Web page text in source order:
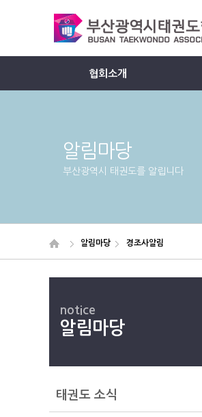
협회소개
알림마당
부산광역시 태권도를 알립니다
알림마당 경조사알림
notice
알림마당
태권도 소식